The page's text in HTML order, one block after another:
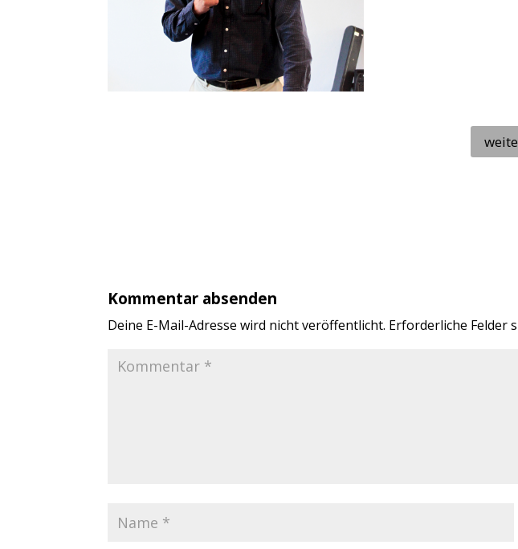
Kommentar absenden
Deine E-Mail-Adresse wird nicht veröffentlicht. Erforderliche Felder